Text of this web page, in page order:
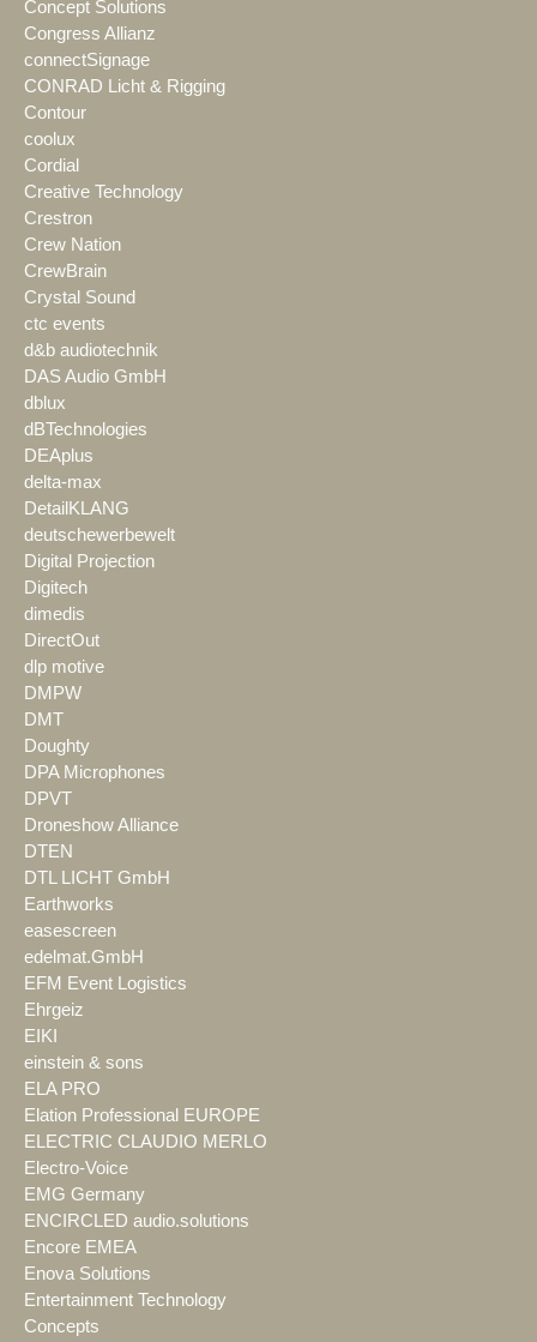
Concept Solutions
Congress Allianz
connectSignage
CONRAD Licht & Rigging
Contour
coolux
Cordial
Creative Technology
Crestron
Crew Nation
CrewBrain
Crystal Sound
ctc events
d&b audiotechnik
DAS Audio GmbH
dblux
dBTechnologies
DEAplus
delta-max
DetailKLANG
deutschewerbewelt
Digital Projection
Digitech
dimedis
DirectOut
dlp motive
DMPW
DMT
Doughty
DPA Microphones
DPVT
Droneshow Alliance
DTEN
DTL LICHT GmbH
Earthworks
easescreen
edelmat.GmbH
EFM Event Logistics
Ehrgeiz
EIKI
einstein & sons
ELA PRO
Elation Professional EUROPE
ELECTRIC CLAUDIO MERLO
Electro-Voice
EMG Germany
ENCIRCLED audio.solutions
Encore EMEA
Enova Solutions
Entertainment Technology
Concepts